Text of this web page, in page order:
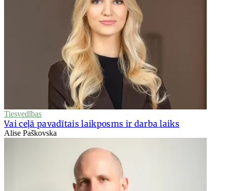
Tiesvedības
Vai ceļā pavadītais laikposms ir darba laiks
Alise Paškovska